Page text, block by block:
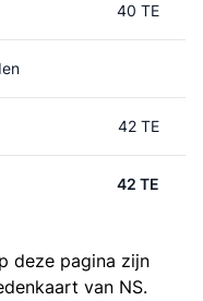
40 TE
42 TE
42 TE
deze pagina zijn
van NS.